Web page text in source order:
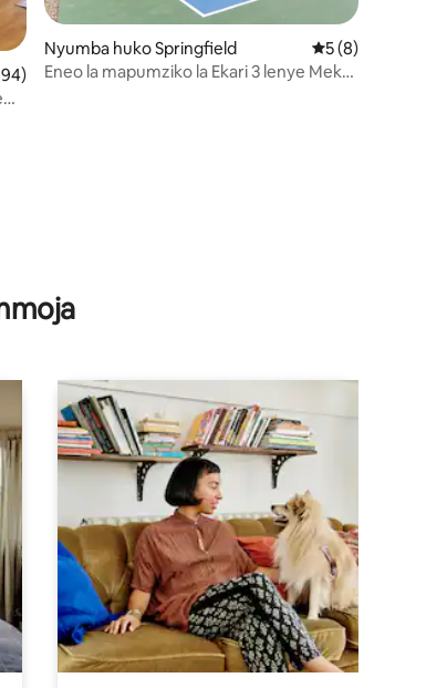
wa wastani wa 4.9 kati ya 5, tathmini 194
Nyumba huko Springfield Ukadiriaji wa
5 (8)
Eneo la mapumziko la Ekari 3 lenye Meko,